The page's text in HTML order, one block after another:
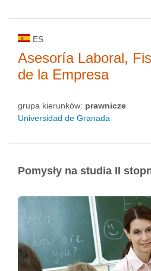
ES
Asesoría Laboral,
de la Empresa
grupa kierunków: prawnicze
Universidad de Granada
Pomysły na studia II